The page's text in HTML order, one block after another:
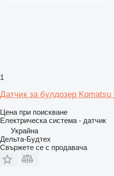
1
Датчик за булдозер Komatsu
Цена при поискване
Електрическа система - датчик
Украйна
Дельта-Будтех
Свържете се с продавача